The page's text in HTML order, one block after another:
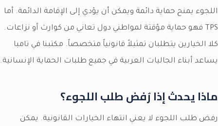
اللجوء يمنح حماية دائمة ويمكن أن يؤدي إلى الإقامة الدائمة. أما
TPS فهو حماية مؤقتة لمواطني دول تعاني من كوارث أو نزاعات.
كلا الخيارين يتطلبان تمثيلاً قانونياً متخصصاً. مكتبنا في تامبا
يساعد أبناء الجاليات العربية في جميع طلبات الحماية الإنسانية.
ماذا يحدث إذا رُفض طلب اللجوء؟
رفض طلب اللجوء لا يعني انتهاء الخيارات القانونية. يمكن